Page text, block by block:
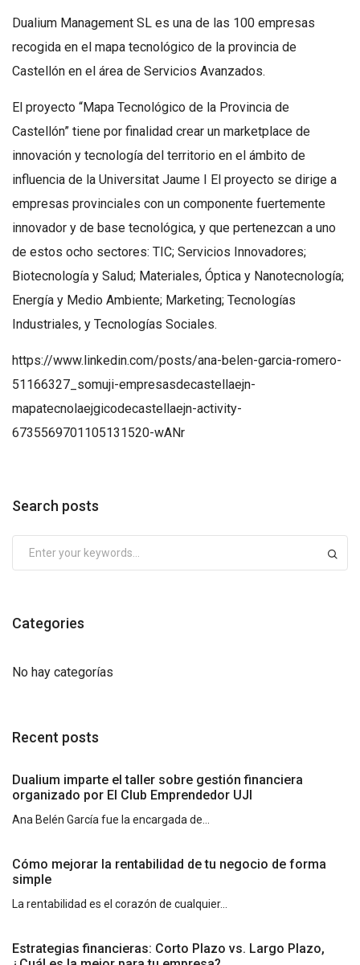
Dualium Management SL es una de las 100 empresas
recogida en el mapa tecnológico de la provincia de
Castellón en el área de Servicios Avanzados.
El proyecto “Mapa Tecnológico de la Provincia de
Castellón” tiene por finalidad crear un marketplace de
innovación y tecnología del territorio en el ámbito de
influencia de la Universitat Jaume I El proyecto se dirige a
empresas provinciales con un componente fuertemente
innovador y de base tecnológica, y que pertenezcan a uno
de estos ocho sectores: TIC; Servicios Innovadores;
Biotecnología y Salud; Materiales, Óptica y Nanotecnología;
Energía y Medio Ambiente; Marketing; Tecnologías
Industriales, y Tecnologías Sociales.
https://www.linkedin.com/posts/ana-belen-garcia-romero-
51166327_somuji-empresasdecastellaejn-
mapatecnolaejgicodecastellaejn-activity-
6735569701105131520-wANr
Search posts
Categories
No hay categorías
Recent posts
Dualium imparte el taller sobre gestión financiera
organizado por El Club Emprendedor UJI
Ana Belén García fue la encargada de...
Cómo mejorar la rentabilidad de tu negocio de forma
simple
La rentabilidad es el corazón de cualquier...
Estrategias financieras: Corto Plazo vs. Largo Plazo,